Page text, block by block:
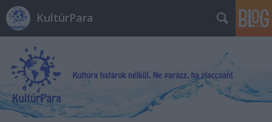
KultúrPara